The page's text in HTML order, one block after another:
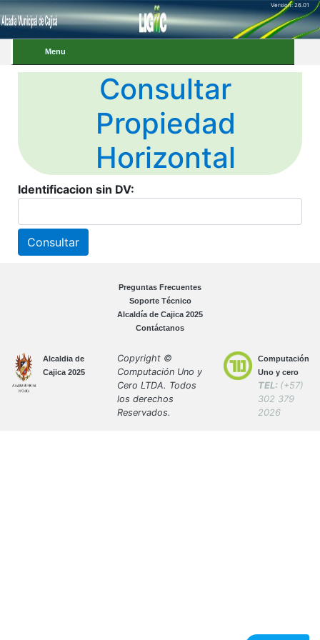
Version: 26.01
Menu
Consultar
Propiedad
Horizontal
Identificacion sin DV:
Preguntas Frecuentes
Soporte Técnico
Alcaldía de Cajica 2025
Contáctanos
Alcaldia de
Cajica 2025
Copyright ©
Computación Uno y
Cero LTDA. Todos
los derechos
Reservados.
Computación
Uno y cero
TEL: (+57)
302 379
2026